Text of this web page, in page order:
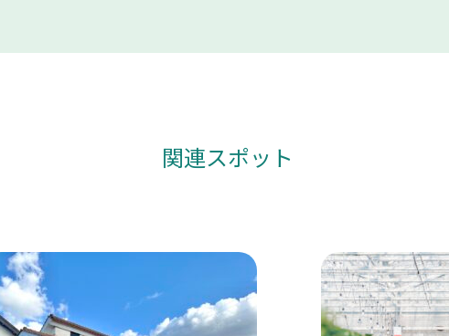
関連スポット